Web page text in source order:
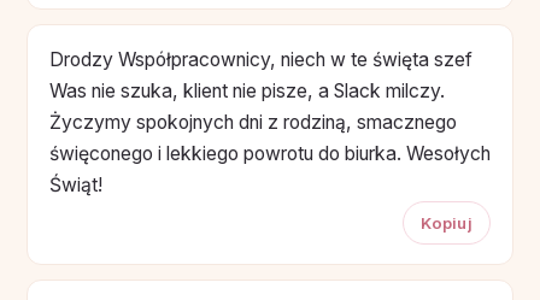
Drodzy Współpracownicy, niech w te święta szef
Was nie szuka, klient nie pisze, a Slack milczy.
Życzymy spokojnych dni z rodziną, smacznego
święconego i lekkiego powrotu do biurka. Wesołych
Świąt!
Kopiuj